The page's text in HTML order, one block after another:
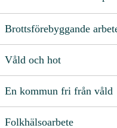
Brottsförebyggande
Våld och hot
En kommun fri från våld
Folkhälsoarbete